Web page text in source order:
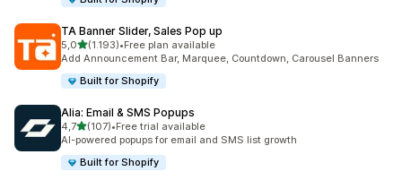
TA Banner Slider, Sales Pop up
5,0de 5 estrelas
(1.193)
1193 total de avaliações
•Free plan available
Add Announcement Bar, Marquee, Countdown, Carousel Banners
Built for Shopify
Alia: Email & SMS Popups
4,7de 5 estrelas
(107)
107 total de avaliações
•Free trial available
AI-powered popups for email and SMS list growth
Built for Shopify